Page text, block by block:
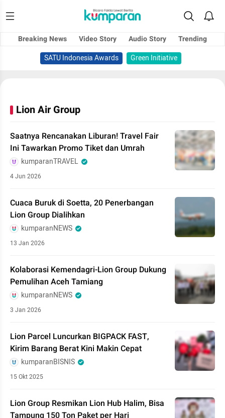
Breaking News Video Story Audio Story
Trending
SATU Indonesia Awards
Green Initiative
Lion Air Group
Saatnya Rencanakan Liburan! Travel Fair
Ini Tawarkan Promo Tiket dan Umrah
kumparanTRAVEL
4 Jun 2026
Cuaca Buruk di Soetta, 20 Penerbangan
Lion Group Dialihkan
kumparanNEWS
13 Jan 2026
Kolaborasi Kemendagri-Lion Group Dukung
Pemulihan Aceh Tamiang
kumparanNEWS
3 Jan 2026
Lion Parcel Luncurkan BIGPACK FAST,
Kirim Barang Berat Kini Makin Cepat
kumparanBISNIS
15 Okt 2025
Lion Group Resmikan Lion Hub Halim, Bisa
Tampung 150 Ton Paket per Hari